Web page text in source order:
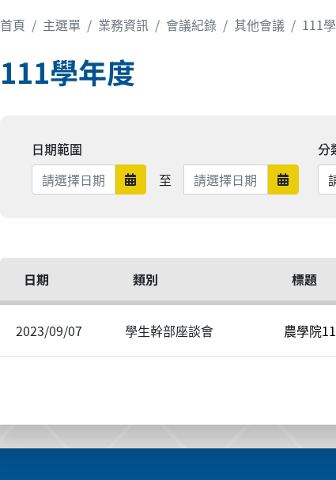
首頁 主選單 業務資訊 會議紀錄 其他會議 111
111學年度
日期範圍
日期範圍開始
至 日期範圍結束 日期範
分
日期 類別 標題
2023/09/07 學生幹部座談會 農學院